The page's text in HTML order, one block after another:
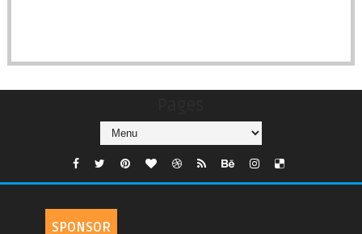
SPONSOR